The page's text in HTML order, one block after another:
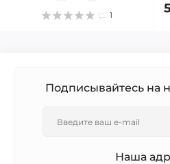
1
Подписывайтесь на
Наша